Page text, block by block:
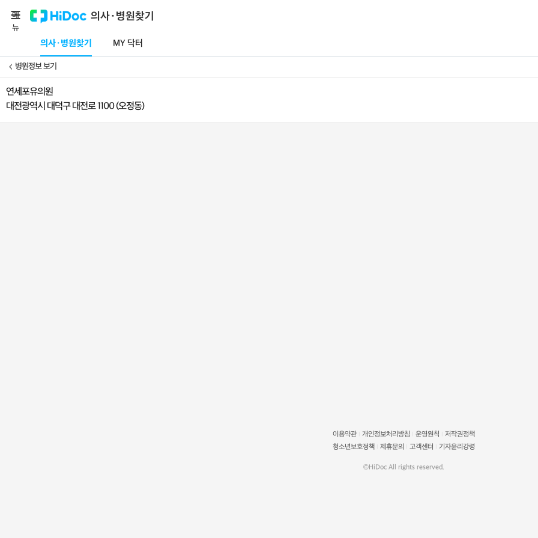
의사·병원찾기
의사·병원찾기 MY 닥터
메
뉴
병원정보 보기
연세포유의원
대전광역시 대덕구 대전로 1100 (오정동)
이용약관 개인정보처리방침 운영원칙
저작권정책
청소년보호정책
제휴문의 고객센터 기자윤리강령
©HiDoc All rights reserved.